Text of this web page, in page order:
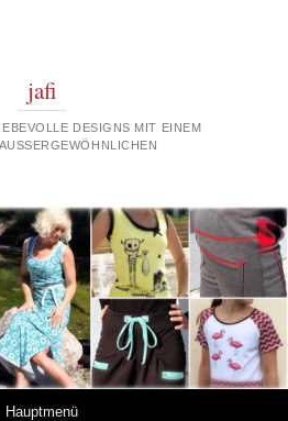
jafi
DESIGNS MIT EINEM
Hauptmenü